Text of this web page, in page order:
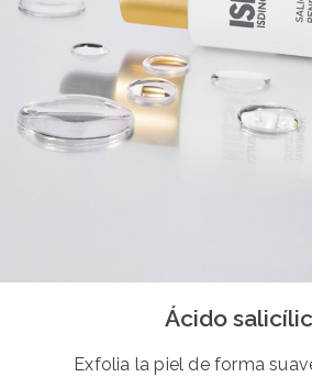
Ácido
Exfolia la piel de forma